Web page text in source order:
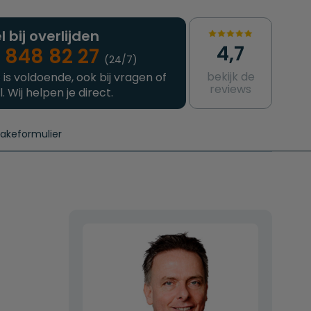
bij overlijden
82 27 (24/7)
voldoende, ook bij vragen of
Wij helpen je direct.
4,7
bekijk de
reviews